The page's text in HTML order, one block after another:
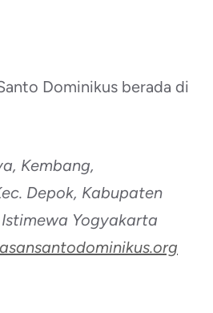
Dominikus berada di
Kembang,
Depok, Kabupaten
Yogyakarta